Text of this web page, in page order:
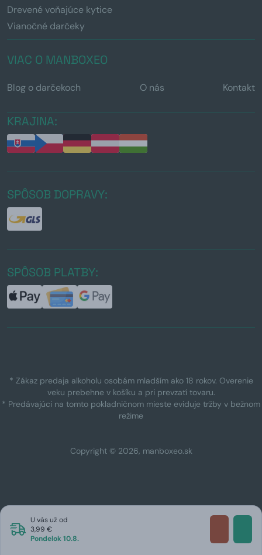
Pondelok 10.8.
U vás už od
3,99 €
Drevené voňajúce kytice
Vianočné darčeky
VIAC O MANBOXEO
Blog o darčekoch O nás Kontakt
KRAJINA:
SPÔSOB DOPRAVY:
SPÔSOB PLATBY:
* Zákaz predaja alkoholu osobám mladším ako 18 rokov. Overenie
veku prebehne v košíku a pri prevzatí tovaru.
* Predávajúci na tomto pokladničnom mieste eviduje tržby v bežnom
režime
Copyright © 2026, manboxeo.sk